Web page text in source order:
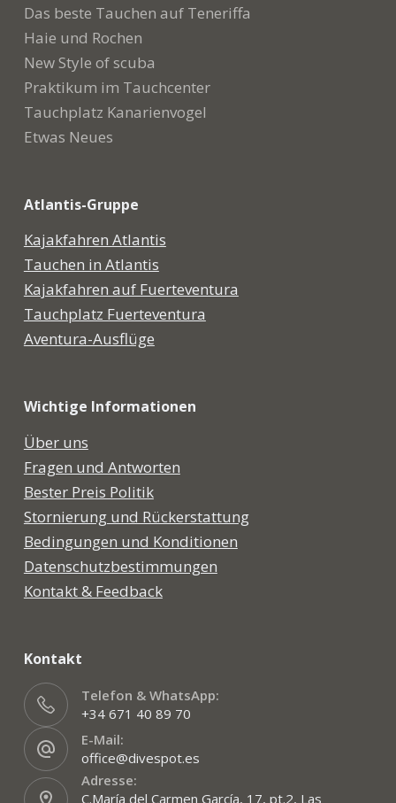
Das beste Tauchen auf Teneriffa
Haie und Rochen
New Style of scuba
Praktikum im Tauchcenter
Tauchplatz Kanarienvogel
Etwas Neues
Atlantis-Gruppe
Kajakfahren Atlantis
Tauchen in Atlantis
Kajakfahren auf Fuerteventura
Tauchplatz Fuerteventura
Aventura-Ausflüge
Wichtige Informationen
Über uns
Fragen und Antworten
Bester Preis Politik
Stornierung und Rückerstattung
Bedingungen und Konditionen
Datenschutzbestimmungen
Kontakt & Feedback
Kontakt
Telefon & WhatsApp:
+34 671 40 89 70
E-Mail:
office@divespot.es
Adresse:
C.María del Carmen García, 17, pt.2, Las